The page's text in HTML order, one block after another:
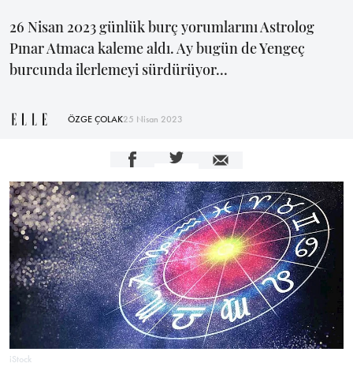
26 Nisan 2023 günlük burç yorumlarını Astrolog
Pınar Atmaca kaleme aldı. Ay bugün de Yengeç
burcunda ilerlemeyi sürdürüyor...
ÖZGE ÇOLAK25 Nisan 2023
iStock